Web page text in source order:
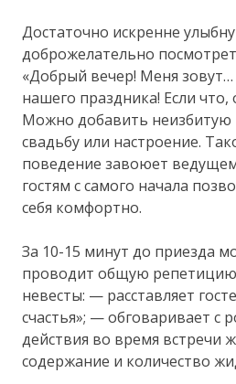
Достаточно искренне
доброжелательно
«Добрый вечер! Меня
нашего праздника! Если что,
Можно добавить неизбитую
свадьбу или настроение.
поведение завоюет
гостям с самого начала
себя комфортно.
За 10-15 минут до приезда
проводит общую репетицию
невесты: — расставляет
счастья»; — обговаривает с
действия во время встречи
содержание и количество